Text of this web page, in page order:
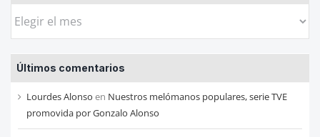
Busca
entradas
de
cada
mes
Últimos comentarios
Lourdes Alonso en Nuestros melómanos populares, serie TVE
promovida por Gonzalo Alonso